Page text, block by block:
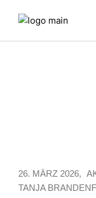
26. MÄRZ 2026
TANJA